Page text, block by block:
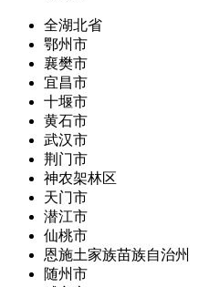
全湖北省
鄂州市
襄樊市
宜昌市
十堰市
黄石市
武汉市
荆门市
神农架林区
天门市
潜江市
仙桃市
恩施土家族苗族自治州
随州市